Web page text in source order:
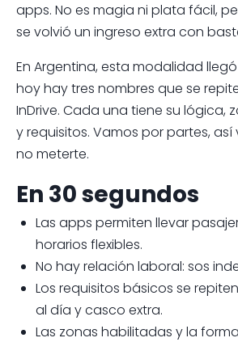
apps. No es magia ni plata fácil,
se volvió un ingreso extra con
En Argentina, esta modalidad
hoy hay tres nombres que se
InDrive. Cada una tiene su lógica,
y requisitos. Vamos por partes, así
no meterte.
En 30 segundos
Las apps permiten llevar
horarios flexibles.
No hay relación laboral: sos
Los requisitos básicos se
al día y casco extra.
Las zonas habilitadas y la